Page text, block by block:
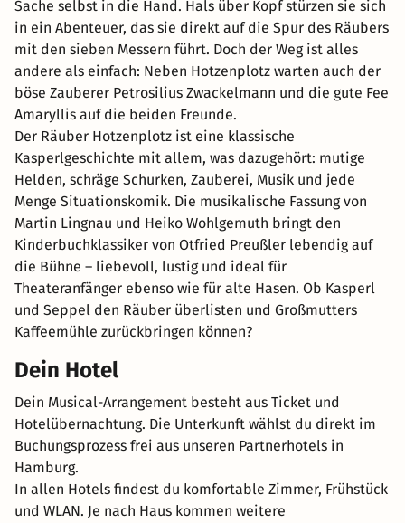
Sache selbst in die Hand. Hals über Kopf stürzen sie sich
in ein Abenteuer, das sie direkt auf die Spur des Räubers
mit den sieben Messern führt. Doch der Weg ist alles
andere als einfach: Neben Hotzenplotz warten auch der
böse Zauberer Petrosilius Zwackelmann und die gute Fee
Amaryllis auf die beiden Freunde.
Der Räuber Hotzenplotz ist eine klassische
Kasperlgeschichte mit allem, was dazugehört: mutige
Helden, schräge Schurken, Zauberei, Musik und jede
Menge Situationskomik. Die musikalische Fassung von
Martin Lingnau und Heiko Wohlgemuth bringt den
Kinderbuchklassiker von Otfried Preußler lebendig auf
die Bühne – liebevoll, lustig und ideal für
Theateranfänger ebenso wie für alte Hasen. Ob Kasperl
und Seppel den Räuber überlisten und Großmutters
Kaffeemühle zurückbringen können?
Dein Hotel
Dein Musical-Arrangement besteht aus Ticket und
Hotelübernachtung. Die Unterkunft wählst du direkt im
Buchungsprozess frei aus unseren Partnerhotels in
Hamburg.
In allen Hotels findest du komfortable Zimmer, Frühstück
und WLAN. Je nach Haus kommen weitere